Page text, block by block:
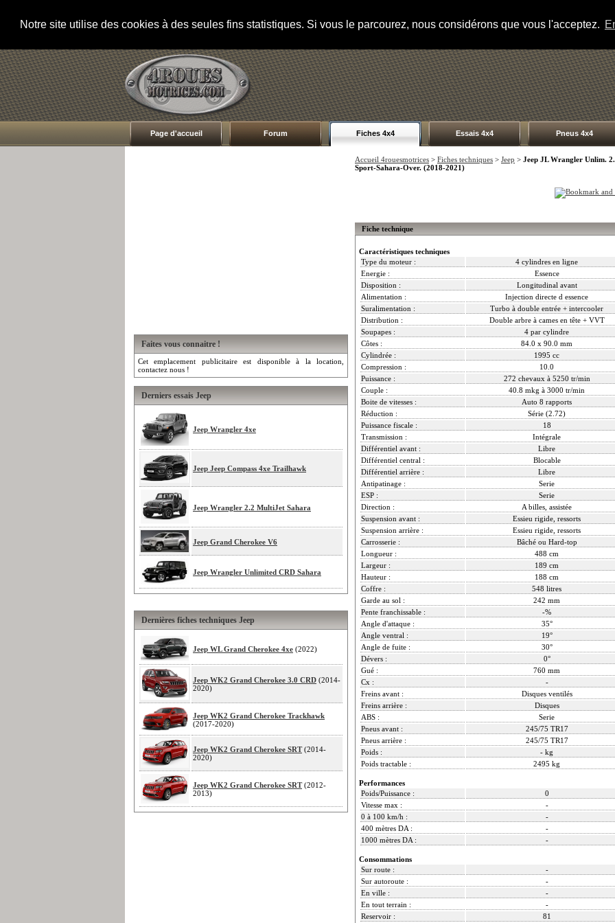
Notre site utilise des cookies à des seules fins statistiques. Si vous le parcourez, nous considérons que vous l'acceptez.
Page d'accueil Forum Fiches 4x4 Essais 4x4 Pneus 4x4
Faites vous connaitre !
Cet emplacement publicitaire est disponible à la location,
contactez nous !
Derniers essais Jeep
Jeep Wrangler 4xe
Jeep Jeep Compass 4xe Trailhawk
Jeep Wrangler 2.2 MultiJet Sahara
Jeep Grand Cherokee V6
Jeep Wrangler Unlimited CRD Sahara
Dernières fiches techniques Jeep
Jeep WL Grand Cherokee 4xe (2022)
Jeep WK2 Grand Cherokee 3.0 CRD (2014-
2020)
Jeep WK2 Grand Cherokee Trackhawk
(2017-2020)
Jeep WK2 Grand Cherokee SRT(2014-
2020)
Jeep WK2 Grand Cherokee SRT(2012-
2013)
Accueil 4rouesmotrices > Fiches techniques > Jeep > Jeep JL Wrangler Unlim.
Sport-Sahara-Over. (2018-2021)
Fiche technique
Caractéristiques techniques
Type du moteur :
4 cylindres en ligne
Energie :
Essence
Disposition :
Longitudinal avant
Alimentation :
Injection directe d essence
Suralimentation :
Turbo à double entrée + intercooler
Distribution :
Double arbre à cames en tête + VVT
Soupapes :
4 par cylindre
Côtes :
84.0 x 90.0 mm
Cylindrée :
1995 cc
Compression :
10.0
Puissance :
272 chevaux à 5250 tr/min
Couple :
40.8 mkg à 3000 tr/min
Boite de vitesses :
Auto 8 rapports
Réduction :
Série (2.72)
Puissance fiscale :
18
Transmission :
Intégrale
Différentiel avant :
Libre
Différentiel central :
Blocable
Différentiel arrière :
Libre
Antipatinage :
Serie
ESP :
Serie
Direction :
A billes, assistée
Suspension avant :
Essieu rigide, ressorts
Suspension arrière :
Essieu rigide, ressorts
Carrosserie :
Bâché ou Hard-top
Longueur :
488 cm
Largeur :
189 cm
Hauteur :
188 cm
Coffre :
548 litres
Garde au sol :
242 mm
Pente franchissable :
-%
Angle d'attaque :
35°
Angle ventral :
19°
Angle de fuite :
30°
Dévers :
0°
Gué :
760 mm
Cx :
-
Freins avant :
Disques ventilés
Freins arrière :
Disques
ABS :
Serie
Pneus avant :
245/75 TR17
Pneus arrière :
245/75 TR17
Poids :
- kg
Poids tractable :
2495 kg
Performances
Poids/Puissance :
0
Vitesse max :
-
0 à 100 km/h :
-
400 mètres DA :
-
1000 mètres DA :
-
Consommations
Sur route :
-
Sur autoroute :
-
En ville :
-
En tout terrain :
-
Reservoir :
81